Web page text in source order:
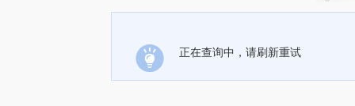
正在查询中，请刷新重试